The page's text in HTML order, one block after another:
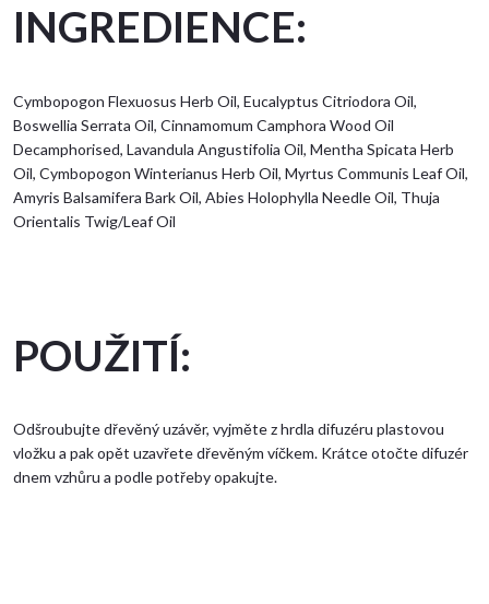
INGREDIENCE:
Cymbopogon Flexuosus Herb Oil, Eucalyptus Citriodora Oil,
Boswellia Serrata Oil, Cinnamomum Camphora Wood Oil
Decamphorised, Lavandula Angustifolia Oil, Mentha Spicata Herb
Oil, Cymbopogon Winterianus Herb Oil, Myrtus Communis Leaf Oil,
Amyris Balsamifera Bark Oil, Abies Holophylla Needle Oil, Thuja
Orientalis Twig/Leaf Oil
POUŽITÍ:
Odšroubujte dřevěný uzávěr, vyjměte z hrdla difuzéru plastovou
vložku a pak opět uzavřete dřevěným víčkem. Krátce otočte difuzér
dnem vzhůru a podle potřeby opakujte.